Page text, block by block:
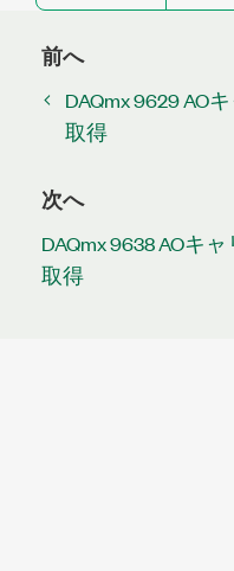
前へ
DAQmx 9629 AO
取得
次へ
DAQmx 9638 AOキ
取得